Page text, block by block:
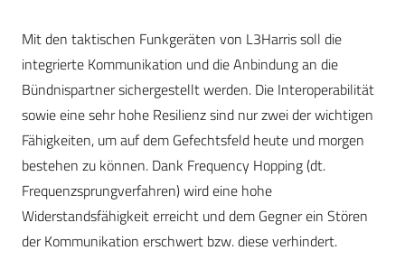
Mit den taktischen Funkgeräten von L3Harris soll die
integrierte Kommunikation und die Anbindung an die
Bündnispartner sichergestellt werden. Die Interoperabilität
sowie eine sehr hohe Resilienz sind nur zwei der wichtigen
Fähigkeiten, um auf dem Gefechtsfeld heute und morgen
bestehen zu können. Dank Frequency Hopping (dt.
Frequenzsprungverfahren) wird eine hohe
Widerstandsfähigkeit erreicht und dem Gegner ein Stören
der Kommunikation erschwert bzw. diese verhindert.